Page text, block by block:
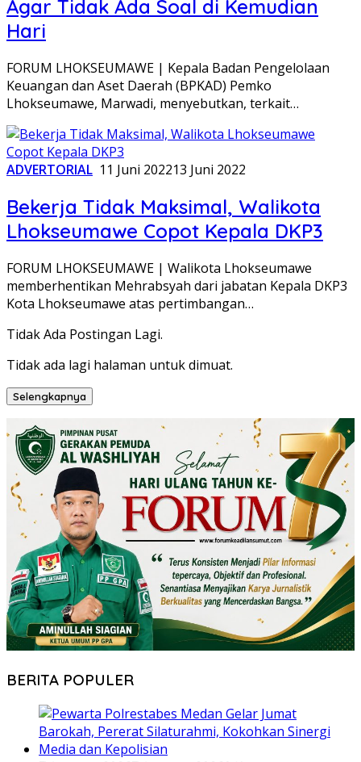
Agar Tidak Ada Soal di Kemudian
Hari
FORUM LHOKSEUMAWE | Kepala Badan Pengelolaan
Keuangan dan Aset Daerah (BPKAD) Pemko
Lhokseumawe, Marwadi, menyebutkan, terkait…
ADVERTORIAL 11 Juni 202213 Juni 2022
Bekerja Tidak Maksimal, Walikota
Lhokseumawe Copot Kepala DKP3
FORUM LHOKSEUMAWE | Walikota Lhokseumawe
memberhentikan Mehrabsyah dari jabatan Kepala DKP3
Kota Lhokseumawe atas pertimbangan…
Tidak Ada Postingan Lagi.
Tidak ada lagi halaman untuk dimuat.
Selengkapnya
BERITA POPULER